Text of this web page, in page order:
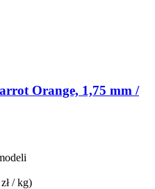
Orange, 1,75 mm /
/ kg)